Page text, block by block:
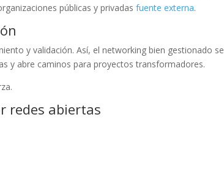
públicas y privadasfuente externa.
y validación. Así, el networking bien gestionado se
y abre caminos para proyectos transformadores.
redes abiertas